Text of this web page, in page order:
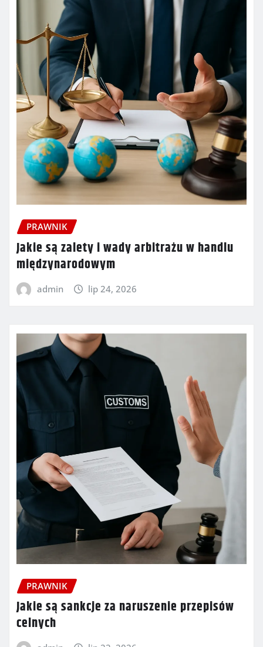
PRAWNIK
Jakie są zalety i wady arbitrażu w handlu
międzynarodowym
admin lip 24, 2026
PRAWNIK
Jakie są sankcje za naruszenie przepisów
celnych